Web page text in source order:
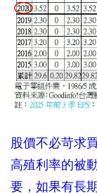
股價不必苛求
高殖利率的被
要，如果有長